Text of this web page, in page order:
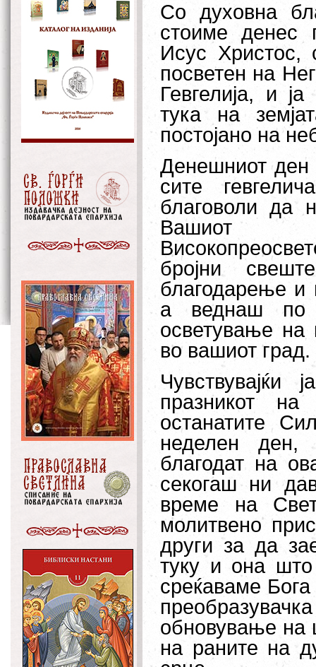
Со духовна
стоиме денес
Исус Христос,
посветен на
Гевгелија, и
тука на
постојано на
Денешниот ден
сите
благоволи да
Вашиот
бројни
благодарење и
а веднаш по
осветување на
во вашиот град.
Чувствувајќи
празникот
останатите
неделен ден,
благодат на
секогаш ни
време на
молитвено
други за да
туку и она
среќаваме
обновување на
на раните на